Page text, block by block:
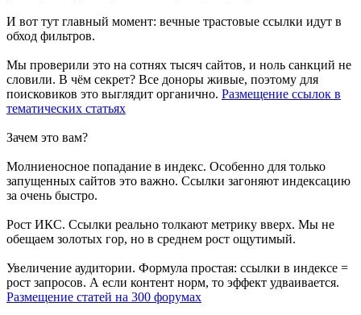
И вот тут главный момент: вечные трастовые ссылки идут в
обход фильтров.
Мы проверили это на сотнях тысяч сайтов, и ноль санкций не
словили. В чём секрет? Все доноры живые, поэтому для
поисковиков это выглядит органично. Размещение ссылок в
тематических статьях
Зачем это вам?
Молниеносное попадание в индекс. Особенно для только
запущенных сайтов это важно. Ссылки загоняют индексацию
за очень быстро.
Рост ИКС. Ссылки реально толкают метрику вверх. Мы не
обещаем золотых гор, но в среднем рост ощутимый.
Увеличение аудитории. Формула простая: ссылки в индексе =
рост запросов. А если контент норм, то эффект удваивается.
Размещение статей на 300 форумах